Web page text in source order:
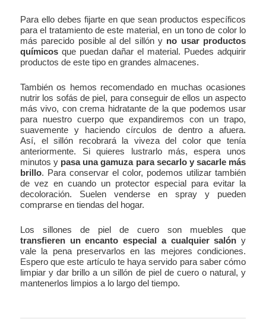
Para ello debes fijarte en que sean productos específicos
para el tratamiento de este material, en un tono de color lo
más parecido posible al del sillón y no usar productos
químicos que puedan dañar el material. Puedes adquirir
productos de este tipo en grandes almacenes.
También os hemos recomendado en muchas ocasiones
nutrir los sofás de piel, para conseguir de ellos un aspecto
más vivo, con crema hidratante de la que podemos usar
para nuestro cuerpo que expandiremos con un trapo,
suavemente y haciendo círculos de dentro a afuera.
Así, el sillón recobrará la viveza del color que tenía
anteriormente. Si quieres lustrarlo más, espera unos
minutos y pasa una gamuza para secarlo y sacarle más
brillo. Para conservar el color, podemos utilizar también
de vez en cuando un protector especial para evitar la
decoloración. Suelen venderse en spray y pueden
comprarse en tiendas del hogar.
Los sillones de piel de cuero son muebles que
transfieren un encanto especial a cualquier salón y
vale la pena preservarlos en las mejores condiciones.
Espero que este artículo te haya servido para saber cómo
limpiar y dar brillo a un sillón de piel de cuero o natural, y
mantenerlos limpios a lo largo del tiempo.